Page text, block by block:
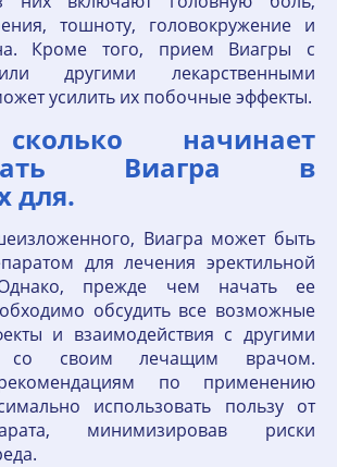
тошноту, головокружение и
Кроме того, прием Виагры с
другими лекарственными
усилить их побочные эффекты.
начинает
Виагра в
для.
Виагра может быть
для лечения эректильной
прежде чем начать ее
обсудить все возможные
и взаимодействия с другими
со своим лечащим врачом.
по применению
использовать пользу от
минимизировав риски